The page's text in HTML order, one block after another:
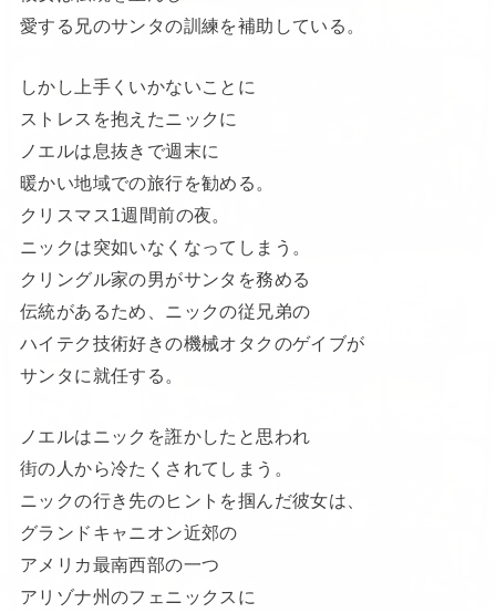
愛する兄のサンタの訓練を補助している。
しかし上手くいかないことに
ストレスを抱えたニックに
ノエルは息抜きで週末に
暖かい地域での旅行を勧める。
クリスマス1週間前の夜。
ニックは突如いなくなってしまう。
クリングル家の男がサンタを務める
伝統があるため、ニックの従兄弟の
ハイテク技術好きの機械オタクのゲイブが
サンタに就任する。
ノエルはニックを誑かしたと思われ
街の人から冷たくされてしまう。
ニックの行き先のヒントを掴んだ彼女は、
グランドキャニオン近郊の
アメリカ最南西部の一つ
アリゾナ州のフェニックスに